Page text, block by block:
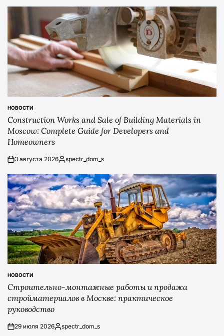
POSTED
IN
НОВОСТИ
Construction Works and Sale of Building Materials in
Moscow: Complete Guide for Developers and
Homeowners
on3 августа 2026Posted
spectr_dom_s
POSTED
IN
НОВОСТИ
Строительно-монтажные работы и продажа
стройматериалов в Москве: практическое
руководство
on29 июля 2026Posted
spectr_dom_s